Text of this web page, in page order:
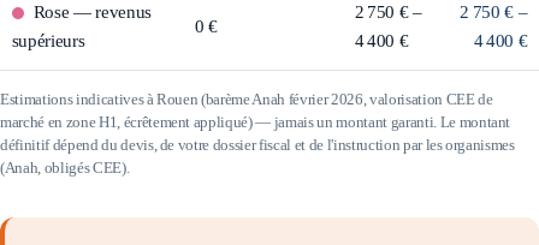
Rose —revenus
supérieurs
0 €
2 750 € –
4 400 €
2 750 € –
4 400 €
Estimations indicatives àRouen (barème Anah février 2026, valorisation CEE de
marché en zoneH1, écrêtement appliqué) — jamais un montant garanti. Le montant
définitif dépend du devis, de votre dossier fiscal et de l'instruction par les organismes
(Anah, obligés CEE).